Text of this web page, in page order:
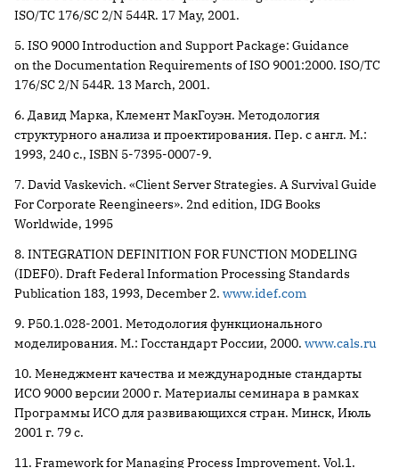
ISO/TC 176/SC 2/N 544R. 17 May, 2001.
5. ISO 9000 Introduction and Support Package: Guidance
on the Documentation Requirements of ISO 9001:2000. ISO/TC
176/SC 2/N 544R. 13 March, 2001.
6. Давид Марка, Клемент МакГоуэн. Методология
структурного анализа и проектирования. Пер. с англ. М.:
1993, 240 с., ISBN 5-7395-0007-9.
7. David Vaskevich. «Client Server Strategies. A Survival Guide
For Corporate Reengineers». 2nd edition, IDG Books
Worldwide, 1995
8. INTEGRATION DEFINITION FOR FUNCTION MODELING
(IDEF0). Draft Federal Information Processing Standards
Publication 183, 1993, December 2. www.idef.com
9. Р50.1.028-2001. Методология функционального
моделирования. М.: Госстандарт России, 2000. www.cals.ru
10. Менеджмент качества и международные стандарты
ИСО 9000 версии 2000 г. Материалы семинара в рамках
Программы ИСО для развивающихся стран. Минск, Июль
2001 г. 79 с.
11. Framework for Managing Process Improvement. Vol.1.